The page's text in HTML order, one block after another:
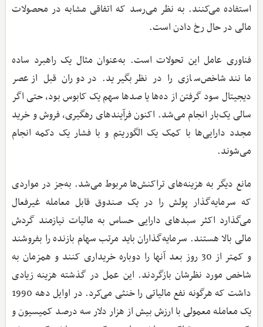
استفاده می‌کنند. به نظر می‌رسد که اتفاقی مشابه در محصولات
مالی در حال رخ دادن است.
فناوری عامل این تحولات است. به‌عنوان مثال یک راهبرد ساده
مانند شاخص‌سازی را در نظر بگیرید. در دوران قبل از عصر
دیجیتال سود گرفتن از ده‌‌ها یا صدها سهم یک کابوس بود، حتی اگر
سالی یک‌بار انجام می‌شد. اکنون فرآیندهای رهگیری، فروش و خرید
مجدد دارایی‌ها با کمک یک الگوریتم و با فشار یک دکمه انجام
می‌شوند.
مانع دیگر به هزینه‌های تراکنش‌ها مربوط می‌شد. به‌جز در مواردی
که سرمایه‌گذار پولش را در یک صندوق قابل معامله غیرفعال
می‌گذارد اکثر سبدهای دارایی حساس به مالیات نیازمند گردش
مالی بالا هستند. سرمایه‌گذاران باید مرتب سهام بازنده را بفروشند
و کمتر از 30 روز بعد آنها را دوباره خریداری کنند و همزمان به
شاخص مورد نظرشان بازگردند. این عمل در گذشته هزینه زیادی
داشت که هرگونه نفع مالیاتی را خنثی می‌کرد. در اوایل دهه 1990
یک معامله معمولی با ارزش بیش از هزار دلار سه درصد کمیسیون و